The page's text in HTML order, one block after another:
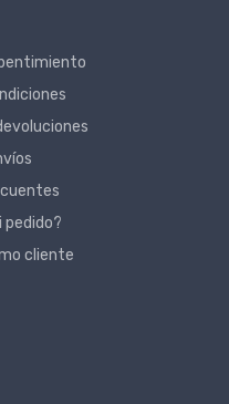
pedido?
cliente